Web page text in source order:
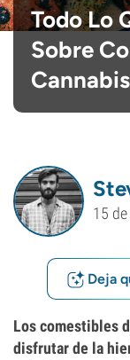
Todo Lo
Sobre
Cannabis
15
Deja
Los comestibles
disfrutar de la